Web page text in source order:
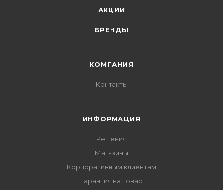
АКЦИИ
БРЕНДЫ
КОМПАНИЯ
Контакты
ИНФОРМАЦИЯ
Решения
Магазины
Корпоративным клиентам
Гарантия на товар